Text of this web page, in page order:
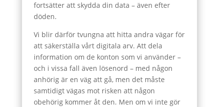
fortsätter att skydda din data – även efter
döden.
Vi blir därför tvungna att hitta andra vägar för
att säkerställa vårt digitala arv. Att dela
information om de konton som vi använder –
och i vissa fall även lösenord – med någon
anhörig är en väg att gå, men det måste
samtidigt vägas mot risken att någon
obehörig kommer åt den. Men om vi inte gör